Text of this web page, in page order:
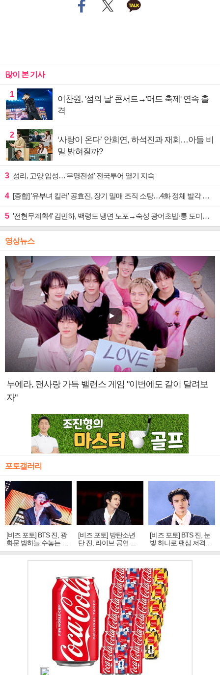
많이 본 기사
1
이찬원, '섬의 날' 콘서트→'머드 축제' 연속 출
격
2
‘사랑이 온다’ 안희연, 하석진과 재회…아들 비
밀 밝혀질까?
3 성리, 고양 입성…'무명전설' 전국투어 열기 지속
4 [종합] '유부녀 킬러' 공효진, 장기 밀매 조직 소탕…4화 정체 발각 위기 예고
5 '전현무계획4' 김민하, 백령도 냉면 노포→숙성 광어초밥·통 도미찜 맛집 탐방
영상뉴스
누에라, 팬사랑 가득 밸런스 게임 "이번에도 같이 달려보
자"
포토갤러리
[비즈 포토] BTS 진, 광
화문 밤하늘 수놓는 '비
주얼 킹'의 열창
[비즈 포토] 방탄소년
단 진, 라이브 공연 중
빛나는 독보적 아우라
[비즈 포토] BTS 진, 눈
빛 하나로 팬심 저격…
독보적 카리스마